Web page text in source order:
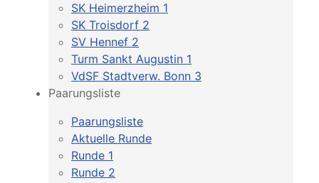
SK Heimerzheim 1
SK Troisdorf 2
SV Hennef 2
Turm Sankt Augustin 1
VdSF Stadtverw. Bonn 3
Paarungsliste
Paarungsliste
Aktuelle Runde
Runde 1
Runde 2